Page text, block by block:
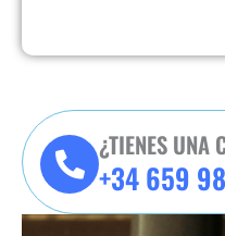
¿TIENES UNA
+34 659